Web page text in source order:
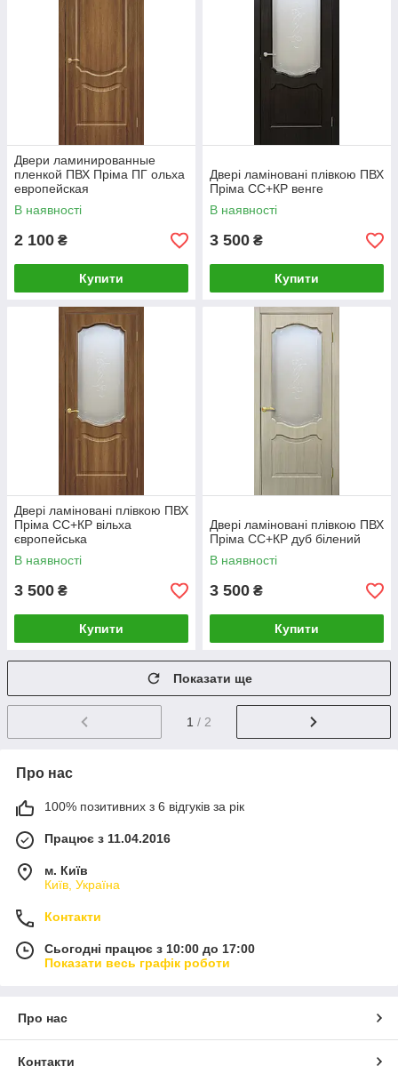
Двери ламинированные
пленкой ПВХ Пріма ПГ ольха
европейская
В наявності
2 100 ₴
Купити
Двері ламіновані плівкою ПВХ
Пріма СС+КР венге
В наявності
3 500 ₴
Купити
Двері ламіновані плівкою ПВХ
Пріма СС+КР вільха
європейська
В наявності
3 500 ₴
Купити
Двері ламіновані плівкою ПВХ
Пріма СС+КР дуб білений
В наявності
3 500 ₴
Купити
Показати ще
1 / 2
Про нас
100% позитивних з 6 відгуків за рік
Працює з 11.04.2016
м. Київ
Київ, Україна
Контакти
Сьогодні працює з 10:00 до 17:00
Показати весь графік роботи
Про нас
Контакти